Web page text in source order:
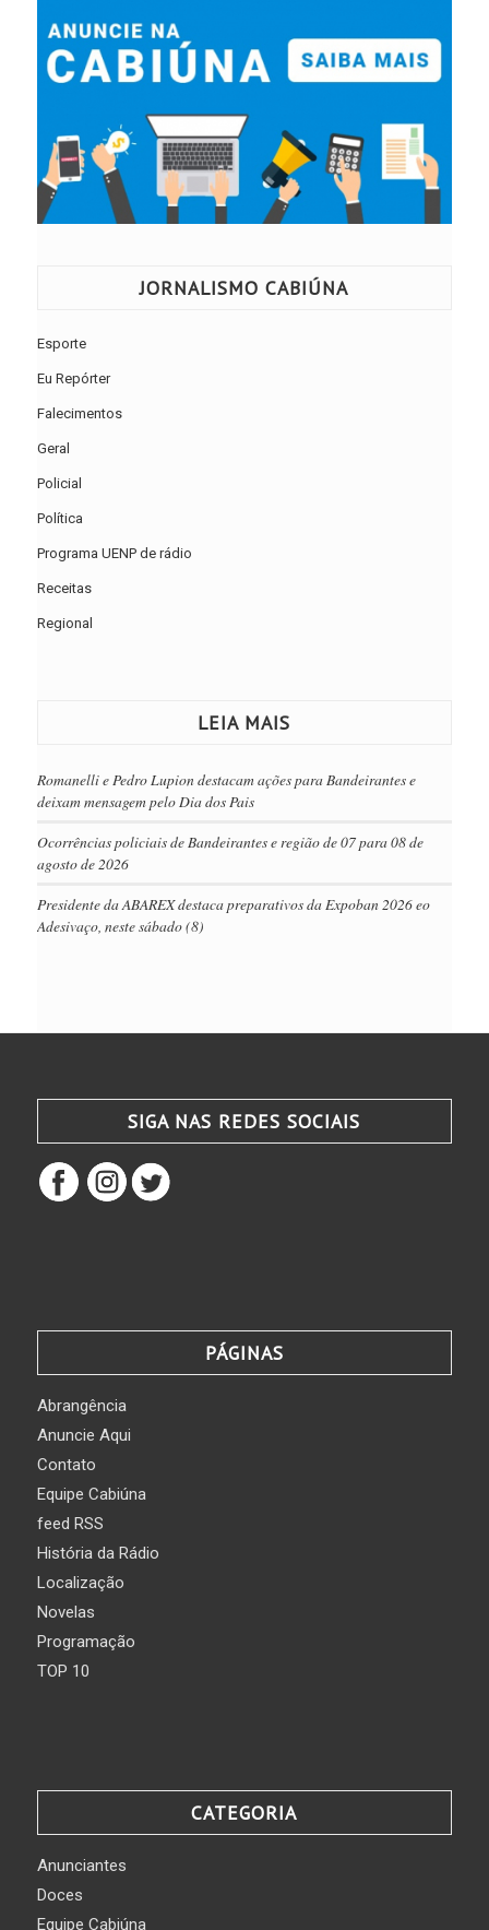
JORNALISMO CABIÚNA
Esporte
Eu Repórter
Falecimentos
Geral
Policial
Política
Programa UENP de rádio
Receitas
Regional
LEIA MAIS
Romanelli e Pedro Lupion destacam ações para Bandeirantes e
deixam mensagem pelo Dia dos Pais
Ocorrências policiais de Bandeirantes e região de 07 para 08 de
agosto de 2026
Presidente da ABAREX destaca preparativos da Expoban 2026 eo
Adesivaço, neste sábado (8)
SIGA NAS REDES SOCIAIS
PÁGINAS
Abrangência
Anuncie Aqui
Contato
Equipe Cabiúna
feed RSS
História da Rádio
Localização
Novelas
Programação
TOP 10
CATEGORIA
Anunciantes
Doces
Equipe Cabiúna